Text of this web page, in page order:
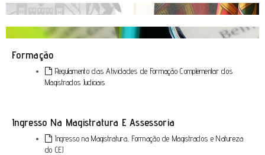
Formação
Regulamento das Atividades de Formação Complementar dos
Magistrados Judiciais
Ingresso Na Magistratura E Assessoria
Ingresso na Magistratura, Formação de Magistrados e Natureza
do CEJ